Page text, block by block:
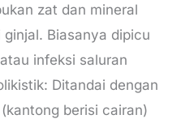
zat dan mineral
Biasanya dipicu
infeksi saluran
Ditandai dengan
berisi cairan)